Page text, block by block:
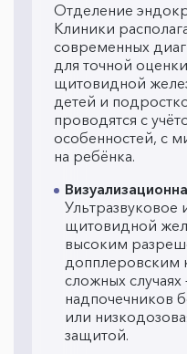
Отделение
Клиники
современных
для точной
щитовидной
детей и
проводятся с
особенностей, с
на ребёнка.
Ультразвуковое
щитовидной
высоким
допплеровским
сложных
надпочечников
или
защитой.